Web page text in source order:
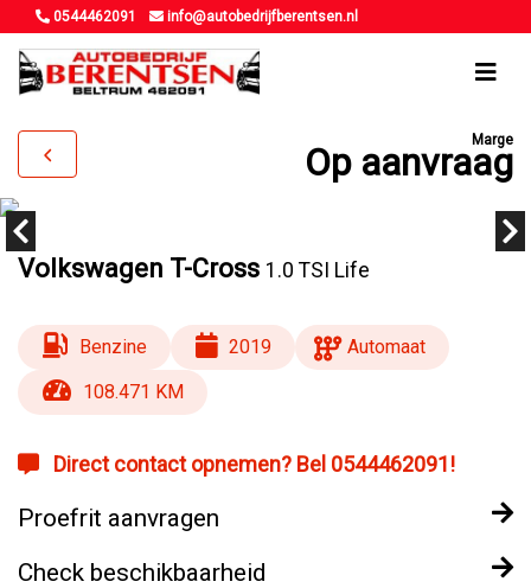
0544462091 info@autobedrijfberentsen.nl
Marge
Op aanvraag
Volkswagen T-Cross 1.0 TSI Life
Benzine 2019
Automaat
108.471 KM
Direct contact opnemen? Bel 0544462091!
Proefrit aanvragen
Check beschikbaarheid